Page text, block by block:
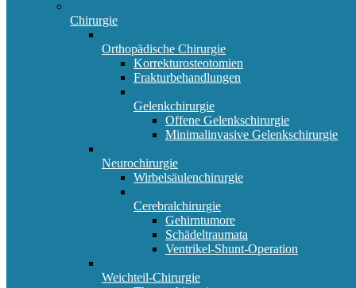
Chirurgie
Orthopädische Chirurgie
Korrekturosteotomien
Frakturbehandlungen
Gelenkchirurgie
Offene Gelenkschirurgie
Minimalinvasive Gelenkschirurgie
Neurochirurgie
Wirbelsäulenchirurgie
Cerebralchirurgie
Gehirntumore
Schädeltraumata
Ventrikel-Shunt-Operation
Weichteil-Chirurgie